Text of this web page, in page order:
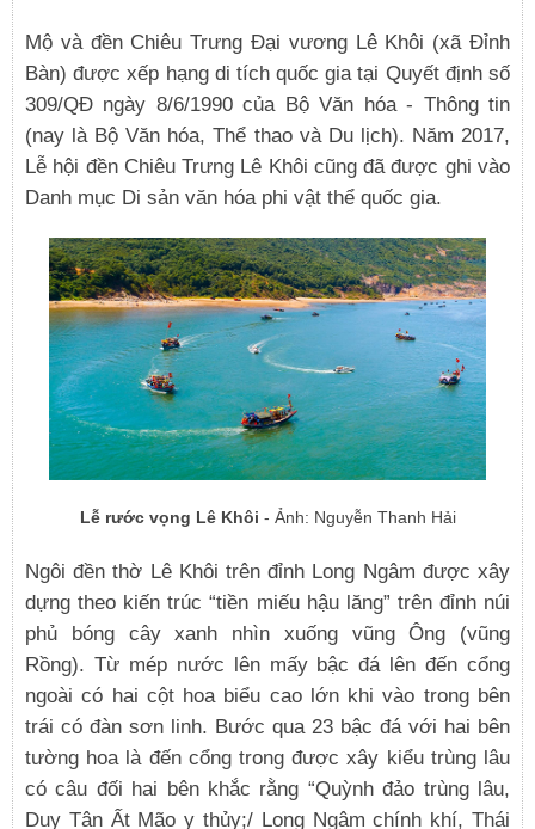
Mộ và đền Chiêu Trưng Đại vương Lê Khôi (xã Đỉnh
Bàn) được xếp hạng di tích quốc gia tại Quyết định số
309/QĐ ngày 8/6/1990 của Bộ Văn hóa - Thông tin
(nay là Bộ Văn hóa, Thể thao và Du lịch). Năm 2017,
Lễ hội đền Chiêu Trưng Lê Khôi cũng đã được ghi vào
Danh mục Di sản văn hóa phi vật thể quốc gia.
Lễ rước vọng Lê Khôi - Ảnh: Nguyễn Thanh Hải
Ngôi đền thờ Lê Khôi trên đỉnh Long Ngâm được xây
dựng theo kiến trúc “tiền miếu hậu lăng” trên đỉnh núi
phủ bóng cây xanh nhìn xuống vũng Ông (vũng
Rồng). Từ mép nước lên mấy bậc đá lên đến cổng
ngoài có hai cột hoa biểu cao lớn khi vào trong bên
trái có đàn sơn linh. Bước qua 23 bậc đá với hai bên
tường hoa là đến cổng trong được xây kiểu trùng lâu
có câu đối hai bên khắc rằng “Quỳnh đảo trùng lâu,
Duy Tân Ất Mão y thủy;/ Long Ngâm chính khí, Thái